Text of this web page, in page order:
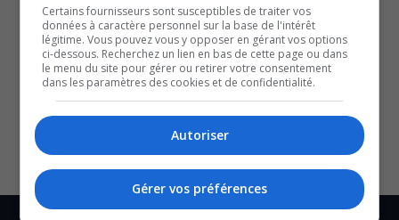
les ajustements que devront prévoir les syndicats
de copropriété.
SOUTENIR NOS MÉDIAS, C’EST PROTÉGER NOTRE
Certains fournisseurs sont susceptibles de traiter vos
données à caractère personnel sur la base de l'intérêt
légitime. Vous pouvez vous y opposer en gérant vos options
ci-dessous. Recherchez un lien en bas de cette page ou dans
le menu du site pour gérer ou retirer votre consentement
dans les paramètres des cookies et de confidentialité.
Autoriser
Gérer vos préférences